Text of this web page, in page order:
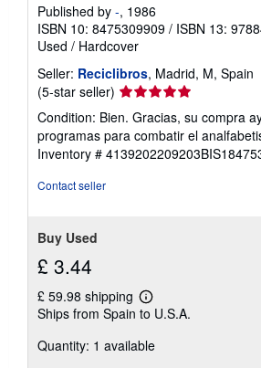
Published by -, 1986
ISBN 10: 8475309909 / ISBN 13:
Used / Hardcover
Seller: Reciclibros, Madrid, M, Spain
(5-star seller) Seller
rating
5
out
of
Condition: Bien. Gracias, su compra
programas para combatir el
Inventory #
Contact seller
Buy Used
£ 3.44
£ 59.98 shipping
Learn
more
shipping
Ships from Spain to U.S.A.
Quantity: 1 available